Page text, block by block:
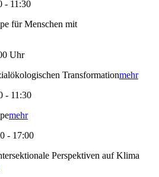
- 11:30
für Menschen mit
Uhr
Transformationmehr
- 11:30
mehr
- 17:00
Perspektiven auf Klima